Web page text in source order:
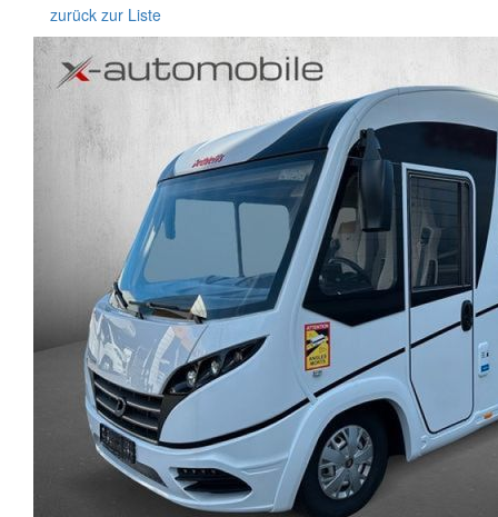
zurück zur Liste